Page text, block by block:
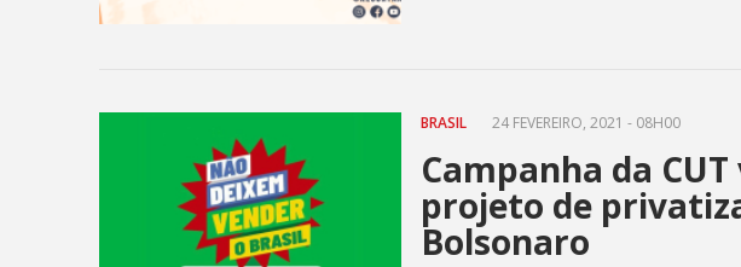
BRASIL 24 FEVEREIRO, 2021 - 08H00
Campanha da
projeto de
Bolsonaro